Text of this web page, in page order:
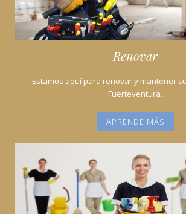
Renovar
Estamos aquí para renovar y mantener
Fuerteventura.
APRENDE MÁS